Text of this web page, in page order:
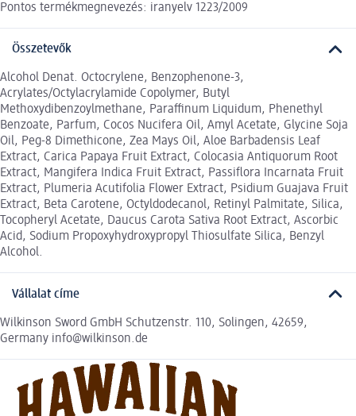
Pontos termékmegnevezés: iranyelv 1223/2009
Összetevők
Alcohol Denat. Octocrylene, Benzophenone-3,
Acrylates/Octylacrylamide Copolymer, Butyl
Methoxydibenzoylmethane, Paraffinum Liquidum, Phenethyl
Benzoate, Parfum, Cocos Nucifera Oil, Amyl Acetate, Glycine Soja
Oil, Peg-8 Dimethicone, Zea Mays Oil, Aloe Barbadensis Leaf
Extract, Carica Papaya Fruit Extract, Colocasia Antiquorum Root
Extract, Mangifera Indica Fruit Extract, Passiflora Incarnata Fruit
Extract, Plumeria Acutifolia Flower Extract, Psidium Guajava Fruit
Extract, Beta Carotene, Octyldodecanol, Retinyl Palmitate, Silica,
Tocopheryl Acetate, Daucus Carota Sativa Root Extract, Ascorbic
Acid, Sodium Propoxyhydroxypropyl Thiosulfate Silica, Benzyl
Alcohol.
Vállalat címe
Wilkinson Sword GmbH Schutzenstr. 110, Solingen, 42659,
Germany info@wilkinson.de